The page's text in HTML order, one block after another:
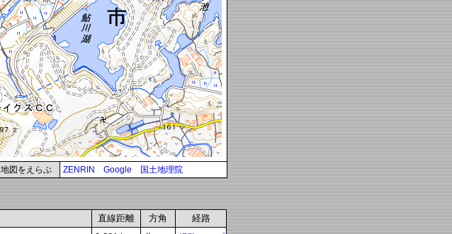
地図をえらぶ ZENRIN Google 国土地理院
直線距離 方角
経路